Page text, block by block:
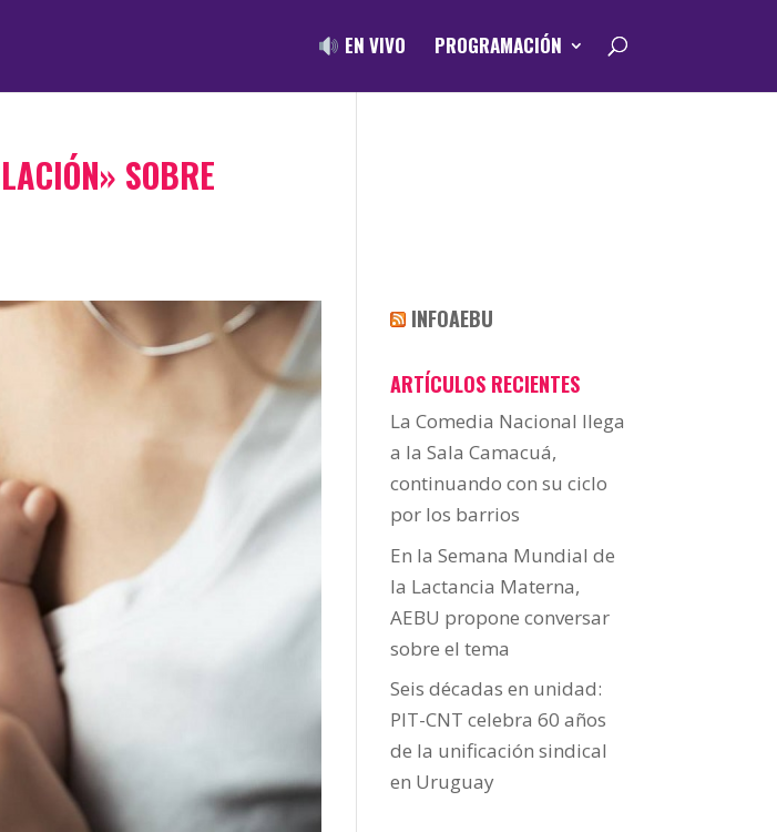
EN VIVO PROGRAMACIÓN
SOBRE
INFOAEBU
ARTÍCULOS RECIENTES
La Comedia Nacional llega
a la Sala Camacuá,
continuando con su ciclo
por los barrios
En la Semana Mundial de
la Lactancia Materna,
AEBU propone conversar
sobre el tema
Seis décadas en unidad:
PIT-CNT celebra 60 años
de la unificación sindical
en Uruguay